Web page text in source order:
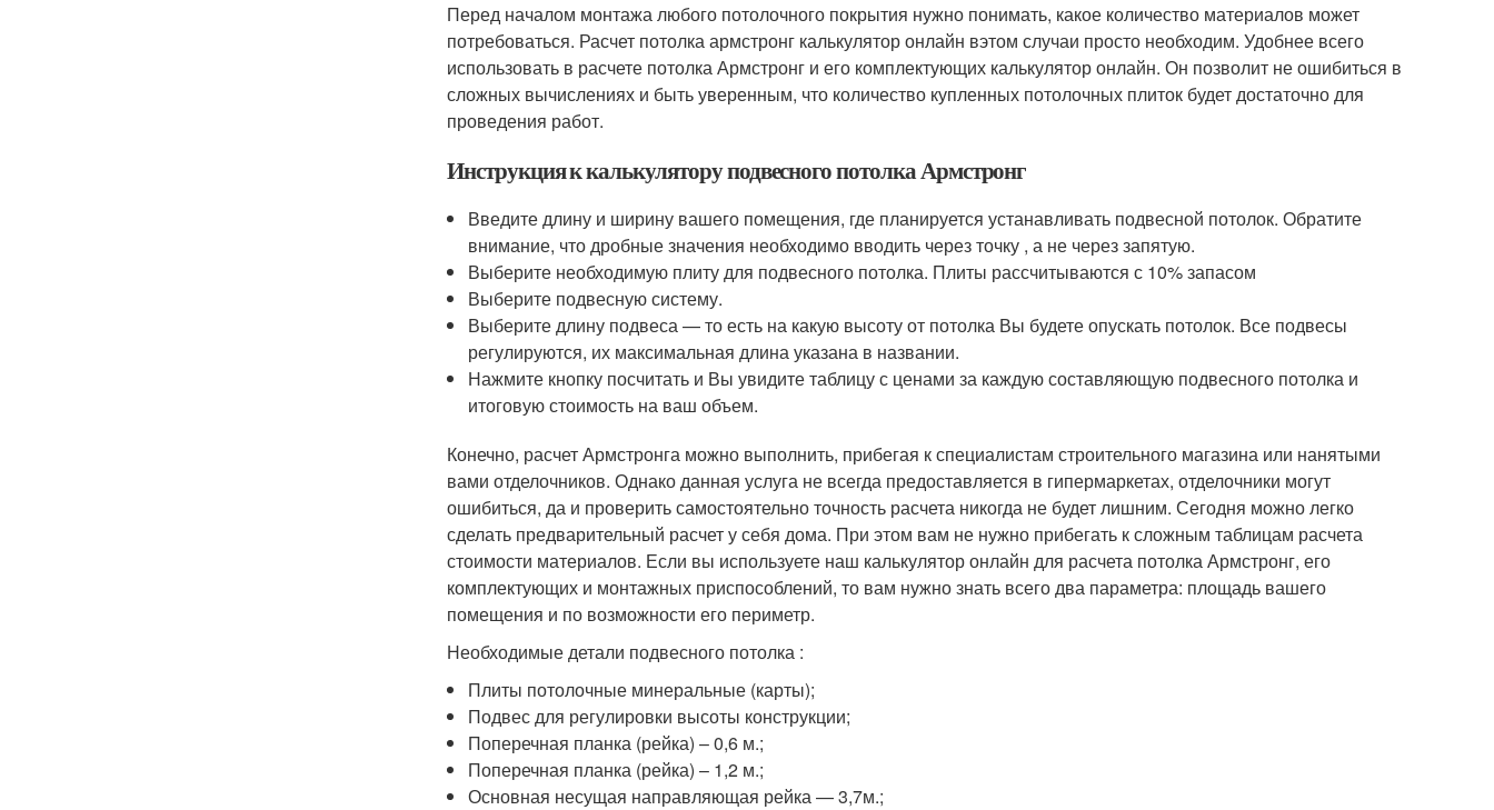
Перед началом монтажа любого потолочного покрытия нужно понимать, какое количество материалов может
потребоваться. Расчет потолка армстронг калькулятор онлайн вэтом случаи просто необходим. Удобнее всего
использовать в расчете потолка Армстронг и его комплектующих калькулятор онлайн. Он позволит не ошибиться в
сложных вычислениях и быть уверенным, что количество купленных потолочных плиток будет достаточно для
проведения работ.
Инструкция к калькулятору подвесного потолка Армстронг
Введите длину и ширину вашего помещения, где планируется устанавливать подвесной потолок. Обратите
внимание, что дробные значения необходимо вводить через точку , а не через запятую.
Выберите необходимую плиту для подвесного потолка. Плиты рассчитываются с 10% запасом
Выберите подвесную систему.
Выберите длину подвеса — то есть на какую высоту от потолка Вы будете опускать потолок. Все подвесы
регулируются, их максимальная длина указана в названии.
Нажмите кнопку посчитать и Вы увидите таблицу с ценами за каждую составляющую подвесного потолка и
итоговую стоимость на ваш объем.
Конечно, расчет Армстронга можно выполнить, прибегая к специалистам строительного магазина или нанятыми
вами отделочников. Однако данная услуга не всегда предоставляется в гипермаркетах, отделочники могут
ошибиться, да и проверить самостоятельно точность расчета никогда не будет лишним. Сегодня можно легко
сделать предварительный расчет у себя дома. При этом вам не нужно прибегать к сложным таблицам расчета
стоимости материалов. Если вы используете наш калькулятор онлайн для расчета потолка Армстронг, его
комплектующих и монтажных приспособлений, то вам нужно знать всего два параметра: площадь вашего
помещения и по возможности его периметр.
Необходимые детали подвесного потолка :
Плиты потолочные минеральные (карты);
Подвес для регулировки высоты конструкции;
Поперечная планка (рейка) – 0,6 м.;
Поперечная планка (рейка) – 1,2 м.;
Основная несущая направляющая рейка — 3,7м.;